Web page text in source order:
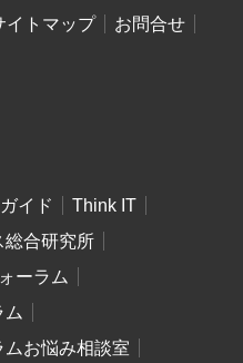
イトマップ
お問合せ
イド
Think IT
総合研究所
ーラム
ム
お悩み相談室